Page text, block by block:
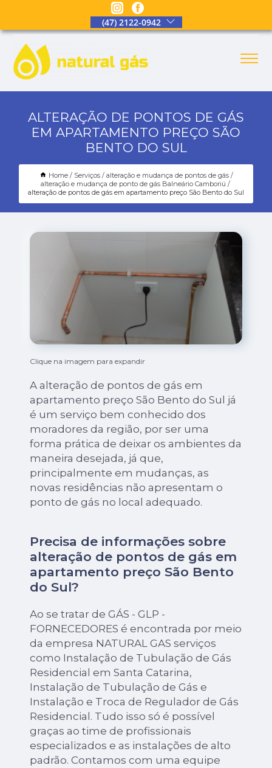
(47) 2122-0942
ALTERAÇÃO DE PONTOS DE GÁS
EM APARTAMENTO PREÇO SÃO
BENTO DO SUL
Home Serviços
alteração e mudança de pontos de gás
alteração e mudança de ponto de gás Balneário Camboriú
alteração de pontos de gás em apartamento preço São Bento do Sul
Clique na imagem para expandir
A alteração de pontos de gás em
apartamento preço São Bento do Sul já
é um serviço bem conhecido dos
moradores da região, por ser uma
forma prática de deixar os ambientes da
maneira desejada, já que,
principalmente em mudanças, as
novas residências não apresentam o
ponto de gás no local adequado.
Precisa de informações sobre
alteração de pontos de gás em
apartamento preço São Bento
do Sul?
Ao se tratar de GÁS - GLP -
FORNECEDORES é encontrada por meio
da empresa NATURAL GAS serviços
como Instalação de Tubulação de Gás
Residencial em Santa Catarina,
Instalação de Tubulação de Gás e
Instalação e Troca de Regulador de Gás
Residencial. Tudo isso só é possível
graças ao time de profissionais
especializados e as instalações de alto
padrão. Contamos com uma equipe